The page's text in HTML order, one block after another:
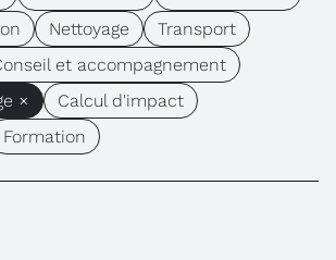
Nettoyage
Transport
et accompagnement
×
Calcul d'impact
Formation